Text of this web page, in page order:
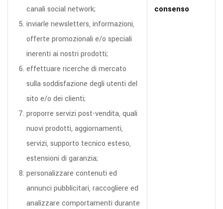
canali social network;
inviarle newsletters, informazioni,
offerte promozionali e/o speciali
inerenti ai nostri prodotti;
effettuare ricerche di mercato
sulla soddisfazione degli utenti del
sito e/o dei clienti;
proporre servizi post-vendita, quali
nuovi prodotti, aggiornamenti,
servizi, supporto tecnico esteso,
estensioni di garanzia;
personalizzare contenuti ed
annunci pubblicitari, raccogliere ed
analizzare comportamenti durante
consenso